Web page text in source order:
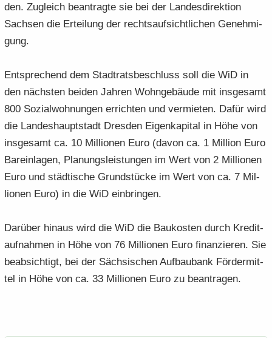
den. Zu­gleich be­an­trag­te sie bei der Lan­des­di­rek­ti­on
Sach­sen die Er­tei­lung der rechts­auf­sicht­li­chen Ge­neh­mi­
gung.
Ent­spre­chend dem Stadt­rats­be­schluss soll die WiD in
den nächs­ten bei­den Jah­ren Wohn­ge­bäu­de mit ins­ge­samt
800 So­zi­al­woh­nun­gen er­rich­ten und ver­mie­ten. Dafür wird
die Lan­des­haupt­stadt Dres­den Ei­gen­ka­pi­tal in Höhe von
ins­ge­samt ca. 10 Mil­lio­nen Euro (davon ca. 1 Mil­li­on Euro
Bar­ein­la­gen, Pla­nungs­leis­tun­gen im Wert von 2 Mil­lio­nen
Euro und städ­ti­sche Grund­stü­cke im Wert von ca. 7 Mil­
lio­nen Euro) in die WiD ein­brin­gen.
Dar­über hin­aus wird die WiD die Bau­kos­ten durch Kre­dit­
auf­nah­men in Höhe von 76 Mil­lio­nen Euro fi­nan­zie­ren. Sie
be­ab­sich­tigt, bei der Säch­si­schen Aufbau­bank För­der­mit­
tel in Höhe von ca. 33 Mil­lio­nen Euro zu be­an­tra­gen.